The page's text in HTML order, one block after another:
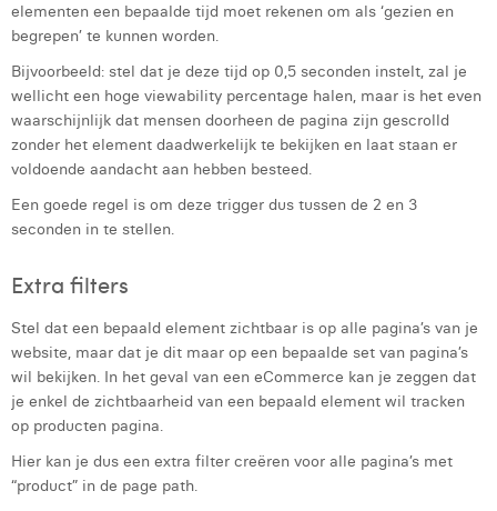
elementen een bepaalde tijd moet rekenen om als ‘gezien en
begrepen’ te kunnen worden.
Bijvoorbeeld: stel dat je deze tijd op 0,5 seconden instelt, zal je
wellicht een hoge viewability percentage halen, maar is het even
waarschijnlijk dat mensen doorheen de pagina zijn gescrolld
zonder het element daadwerkelijk te bekijken en laat staan er
voldoende aandacht aan hebben besteed.
Een goede regel is om deze trigger dus tussen de 2 en 3
seconden in te stellen.
Extra filters
Stel dat een bepaald element zichtbaar is op alle pagina’s van je
website, maar dat je dit maar op een bepaalde set van pagina’s
wil bekijken. In het geval van een eCommerce kan je zeggen dat
je enkel de zichtbaarheid van een bepaald element wil tracken
op producten pagina.
Hier kan je dus een extra filter creëren voor alle pagina’s met
“product” in de page path.